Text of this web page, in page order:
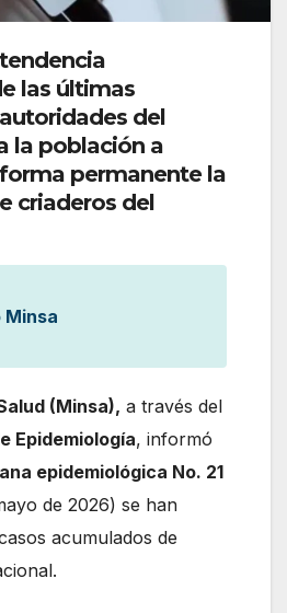
las últimas
del
la población a
permanente la
criaderos del
Minsa
(Minsa), a través del
Epidemiología, informó
epidemiológica No. 21
de 2026) se han
acumulados de